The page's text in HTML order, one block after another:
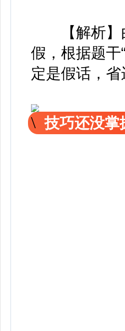
【解析】由
假，根据题干
定是假话，
技巧还没掌